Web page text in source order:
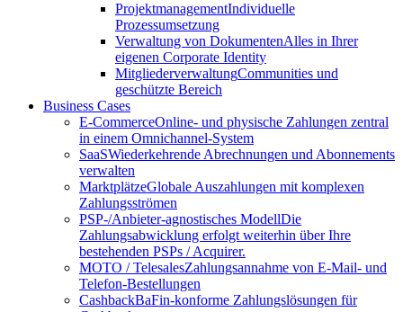
ProjektmanagementIndividuelle
Prozessumsetzung
Verwaltung von DokumentenAlles in Ihrer
eigenen Corporate Identity
MitgliederverwaltungCommunities und
geschützte Bereich
Business Cases
E-CommerceOnline- und physische Zahlungen zentral
in einem Omnichannel-System
SaaSWiederkehrende Abrechnungen und Abonnements
verwalten
MarktplätzeGlobale Auszahlungen mit komplexen
Zahlungsströmen
PSP-/Anbieter‑agnostisches ModellDie
Zahlungsabwicklung erfolgt weiterhin über Ihre
bestehenden PSPs / Acquirer.
MOTO / TelesalesZahlungsannahme von E-Mail- und
Telefon-Bestellungen
CashbackBaFin-konforme Zahlungslösungen für